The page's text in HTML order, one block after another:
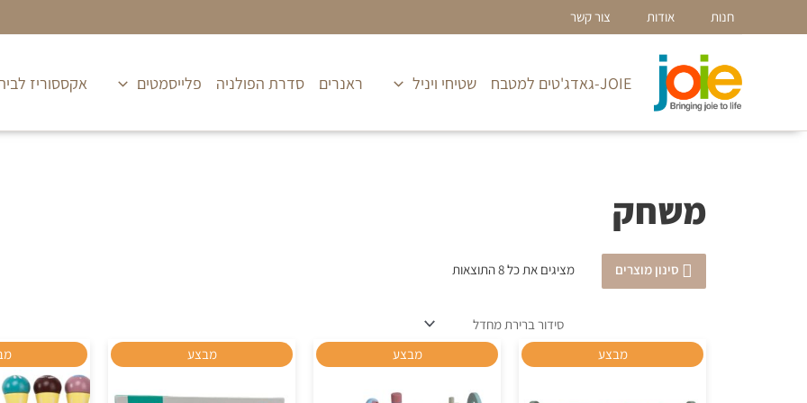
לתוכן
חנות אודות צור קשר
JOIE-גאדג'טים למטבח שטיחי ויניל ראנרים סדרת הפולניה פלייסמטים אקססוריז
משחק
סינון מוצרים מציגים את כל ⁦8⁩ התוצאות
מבצעהמחיר
המקורי
המחיר
הנוכחי
מבצעהמחיר
המקורי
היה:
המחיר
הנוכחי
מבצעהמחיר
המקורי
המחיר
הנוכחי